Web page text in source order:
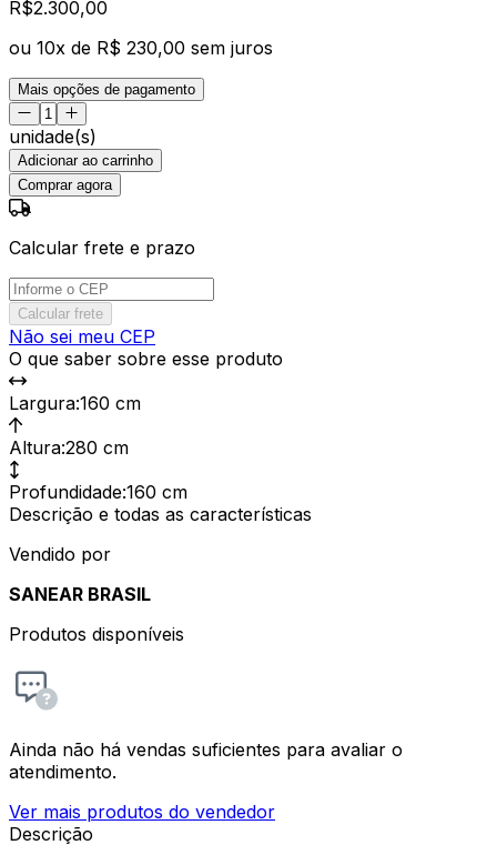
R$2.300,00
ou 10x de R$ 230,00 sem juros
Mais opções de pagamento
unidade(s)
Adicionar ao carrinho
Comprar agora
Calcular frete e prazo
Calcular frete
Não sei meu CEP
O que saber sobre esse produto
Largura:160 cm
Altura:280 cm
Profundidade:160 cm
Descrição e todas as características
Vendido por
SANEAR BRASIL
Produtos disponíveis
Ainda não há vendas suficientes para avaliar o
atendimento.
Ver mais produtos do vendedor
Descrição